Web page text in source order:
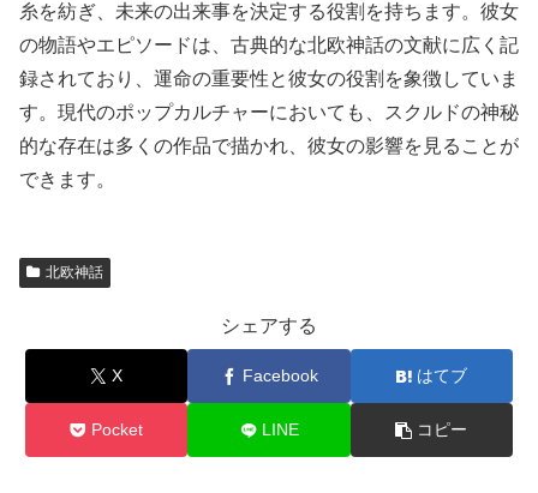
糸を紡ぎ、未来の出来事を決定する役割を持ちます。彼女
の物語やエピソードは、古典的な北欧神話の文献に広く記
録されており、運命の重要性と彼女の役割を象徴していま
す。現代のポップカルチャーにおいても、スクルドの神秘
的な存在は多くの作品で描かれ、彼女の影響を見ることが
できます。
北欧神話
シェアする
X Facebook はてブ
Pocket LINE コピー